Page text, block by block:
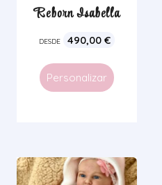
Reborn Isabella
DESDE 490,00€
Personalizar